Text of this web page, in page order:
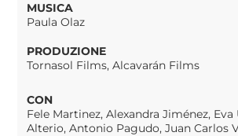
MUSICA
Paula Olaz
PRODUZIONE
Tornasol Films, Alcavarán Films
CON
Fele Martinez, Alexandra Jiménez,
Alterio, Antonio Pagudo, Juan Carlos